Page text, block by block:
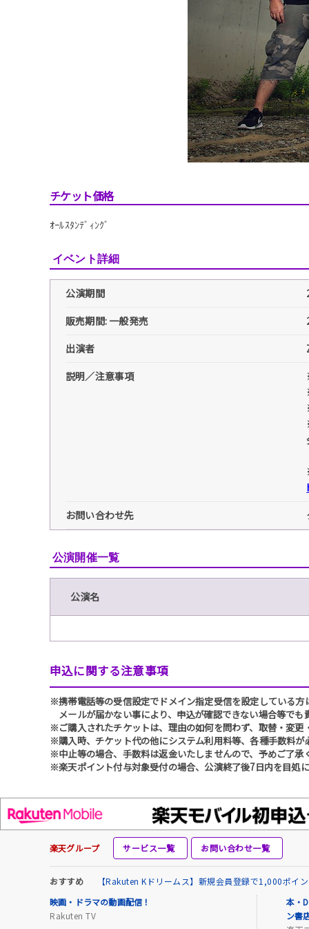
チケット価格
ｵｰﾙｽﾀﾝﾃﾞｨﾝｸﾞ
イベント詳細
公演期間
販売期間: 一般発売
出演者
説明／注意事項
お問い合わせ先
公演開催一覧
公演名
申込に関する注意事項
※携帯電話等の受信設定でドメイン指定受信を設定している
メールが届かない事により、申込が確認できない場合等でも
※ご購入されたチケットは、理由の如何を問わず、取替・変更
※購入時、チケット代の他にシステム利用料等、各種手数料が
※中止等の場合、手数料は返金いたしませんので、予めご了承
※楽天ポイント付与対象受付の場合、公演終了後7日内を目処
楽天グループ サービス一覧 お問い合わせ一覧
おすすめ
【Rakuten Kドリームス】新規会員登録で1,000ポイ
映画・ドラマの動画配信！
Rakuten TV
本・
ン書